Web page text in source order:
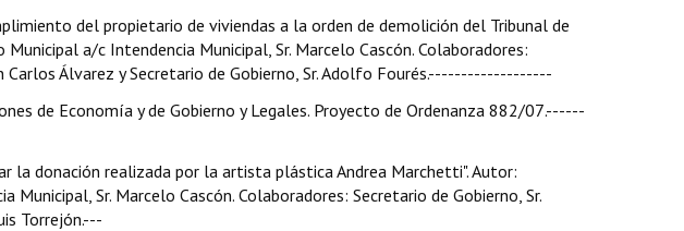
del propietario de viviendas a la orden de demolición del Tribunal de
a/c Intendencia Municipal, Sr. Marcelo Cascón. Colaboradores:
Carlos Álvarez y Secretario de Gobierno, Sr. Adolfo Fourés.-------------------
de Economía y de Gobierno y Legales. Proyecto de Ordenanza 882/07.------
la donación realizada por la artista plástica Andrea Marchetti". Autor:
Sr. Marcelo Cascón. Colaboradores: Secretario de Gobierno, Sr.
Torrejón.---